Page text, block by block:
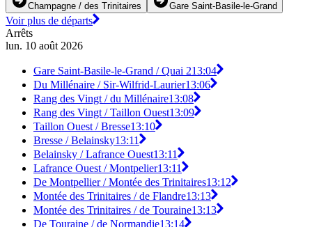
Champagne / des Trinitaires Gare Saint-Basile-le-Grand
Voir plus de départs
Arrêts
lun. 10 août 2026
Gare Saint-Basile-le-Grand / Quai 213:04
Du Millénaire / Sir-Wilfrid-Laurier13:06
Rang des Vingt / du Millénaire13:08
Rang des Vingt / Taillon Ouest13:09
Taillon Ouest / Bresse13:10
Bresse / Belainsky13:11
Belainsky / Lafrance Ouest13:11
Lafrance Ouest / Montpelier13:11
De Montpellier / Montée des Trinitaires13:12
Montée des Trinitaires / de Flandre13:13
Montée des Trinitaires / de Touraine13:13
De Touraine / de Normandie13:14